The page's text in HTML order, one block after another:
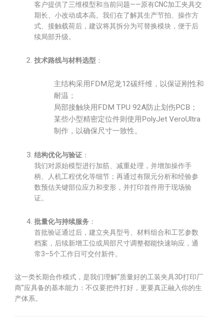
客户提供了三维模型和当前问题——原有CNC加工夹具交
期长、小改动成本高。我们在了解其生产节拍、操作方
式、接触载荷后，建议将其拆分为可替换模块，便于后
续局部升级。
技术路线与材料选型 ：
主结构采用FDM尼龙12碳纤维，以保证刚性和
耐温；
局部接触块用FDM TPU 92A防止划伤PCB；
某些小型精密定位件则使用PolyJet VeroUltra
制作，以确保尺寸一致性。
结构优化与验证 ：
我们对原始模型进行加筋、减重处理，并增加操作手
柄、人机工程优化等细节；再通过有限元分析和经验参
数预估关键部位应力和变形，并打印首件用于现场验
证。
批量化与持续服务 ：
首批验证通过后，建立夹具型号、材料组合和工艺参数
档案，后续新增工位或局部尺寸调整都能快速响应，通
常3–5个工作日可交付新件。
这一类长期合作模式，是我们理解“质量好的工装夹具3D打印厂
商”应具备的基本能力：不仅要把件打好，更要真正融入你的生
产体系。